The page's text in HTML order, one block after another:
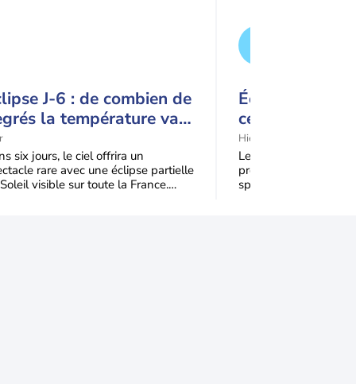
J-6 : de combien de
la température va-
chuter pendant
du 12 août ?
six jours, le ciel offrira un
rare avec une éclipse partielle
visible sur toute la France.
Éclipse
ce détail
spectacle
Hier
Le mercredi 12 août
profitera d’une
spectaculaire, tandis